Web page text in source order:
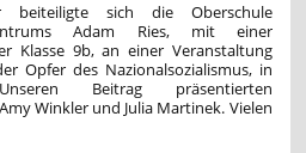
beiteiligte sich die Oberschule
Adam Ries, mit einer
Klasse 9b, an einer Veranstaltung
Opfer des Nazionalsozialismus, in
Beitrag präsentierten
Winkler und Julia Martinek. Vielen